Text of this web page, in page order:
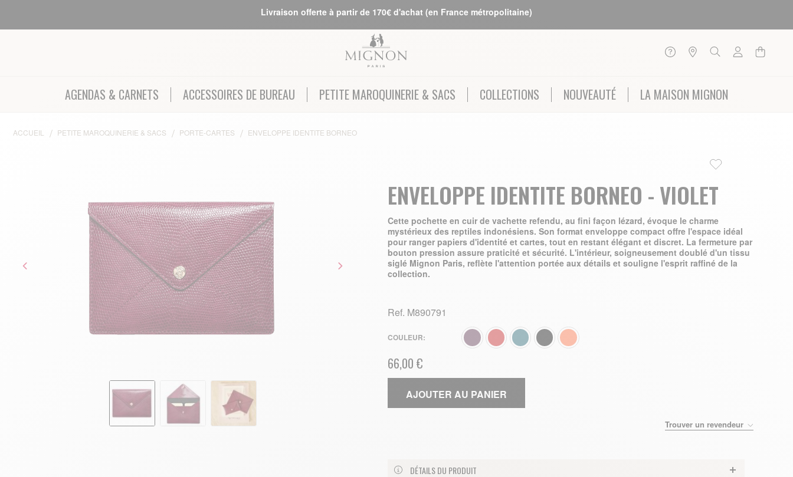
Livraison offerte à partir de 170€ d'achat (en France métropolitaine)
AGENDAS & CARNETS ACCESSOIRES DE BUREAU PETITE MAROQUINERIE & SACS COLLECTIONS NOUVEAUTÉ LA MAISON MIGNON
ACCUEIL PETITE MAROQUINERIE & SACS PORTE-CARTES ENVELOPPE IDENTITE BORNEO
ENVELOPPE IDENTITE BORNEO - VIOLET
Cette pochette en cuir de vachette refendu, au fini façon lézard, évoque le charme
mystérieux des reptiles indonésiens. Son format enveloppe compact offre l'espace idéal
pour ranger papiers d'identité et cartes, tout en restant élégant et discret. La fermeture par
bouton pression assure praticité et sécurité. L'intérieur, soigneusement doublé d'un tissu
siglé Mignon Paris, reflète l'attention portée aux détails et souligne l'esprit raffiné de la
collection.
Ref. M890791
COULEUR
66,00 €
AJOUTER AU PANIER
Trouver un revendeur
DÉTAILS DU PRODUIT